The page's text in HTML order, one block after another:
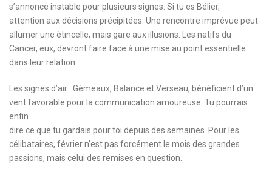
s’annonce instable pour plusieurs signes. Si tu es Bélier,
attention aux décisions précipitées. Une rencontre imprévue peut
allumer une étincelle, mais gare aux illusions. Les natifs du
Cancer, eux, devront faire face à une mise au point essentielle
dans leur relation.
Les signes d’air : Gémeaux, Balance et Verseau, bénéficient d’un
vent favorable pour la communication amoureuse. Tu pourrais
enfin
dire ce que tu gardais pour toi depuis des semaines. Pour les
célibataires, février n’est pas forcément le mois des grandes
passions, mais celui des remises en question.